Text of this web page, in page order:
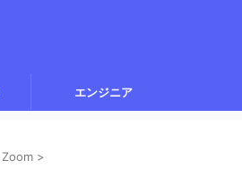
エンジニア
Zoom >